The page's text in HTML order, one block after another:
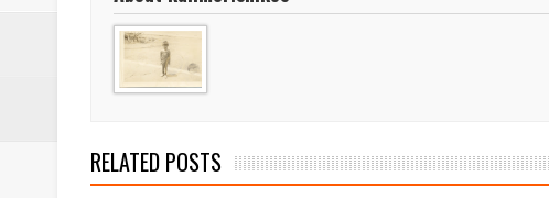
RELATED POSTS